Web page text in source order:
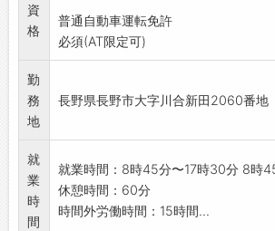
資
格
普通自動車運転免許
必須(AT限定可)
勤
務
地
長野県長野市大字川合新田2060番地
就
業
時
間
就業時間：8時45分〜17時30分 8時
休憩時間：60分
時間外労働時間：15時間...